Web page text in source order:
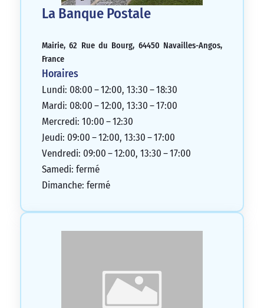
La Banque Postale
Mairie, 62 Rue du Bourg, 64450 Navailles-Angos,
France
Horaires
Lundi: 08:00 – 12:00, 13:30 – 18:30
Mardi: 08:00 – 12:00, 13:30 – 17:00
Mercredi: 10:00 – 12:30
Jeudi: 09:00 – 12:00, 13:30 – 17:00
Vendredi: 09:00 – 12:00, 13:30 – 17:00
Samedi: fermé
Dimanche: fermé